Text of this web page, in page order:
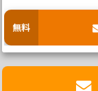
無料